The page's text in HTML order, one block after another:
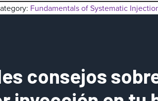
Fundamentals of Systematic
consejos